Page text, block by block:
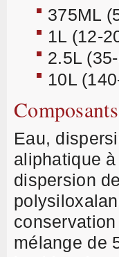
375ML
1L (12-
2.5L
10L
Composants
Eau,
aliphatique
dispersion
mélange de